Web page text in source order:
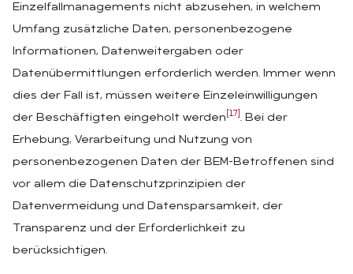
Einzelfallmanagements nicht abzusehen, in welchem
Umfang zusätzliche Daten, personenbezogene
Informationen, Datenweitergaben oder
Datenübermittlungen erforderlich werden. Immer wenn
dies der Fall ist, müssen weitere Einzeleinwilligungen
der Beschäftigten eingeholt werden [17] . Bei der
Erhebung, Verarbeitung und Nutzung von
personenbezogenen Daten der BEM-Betroffenen sind
vor allem die Datenschutzprinzipien der
Datenvermeidung und Datensparsamkeit, der
Transparenz und der Erforderlichkeit zu
berücksichtigen.